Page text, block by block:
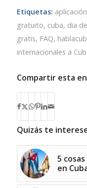
Etiquetas:
gratuito, cuba, dia
gratis, FAQ,
internacionales a
Compartir esta
Quizás te
5
en